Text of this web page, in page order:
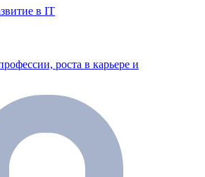
в IT
роста в карьере и